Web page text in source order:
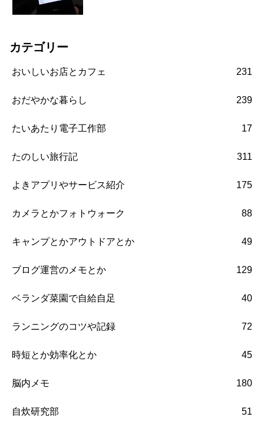
カテゴリー
おいしいお店とカフェ 231
おだやかな暮らし 239
たいあたり電子工作部 17
たのしい旅行記 311
よきアプリやサービス紹介 175
カメラとかフォトウォーク 88
キャンプとかアウトドアとか 49
ブログ運営のメモとか 129
ベランダ菜園で自給自足 40
ランニングのコツや記録 72
時短とか効率化とか 45
脳内メモ 180
自炊研究部 51